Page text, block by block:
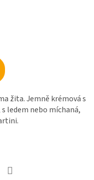
žita. Jemně krémová s
ledem nebo míchaná,